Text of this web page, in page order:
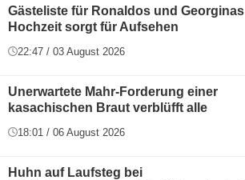
Gästeliste für Ronaldos und Georginas
Hochzeit sorgt für Aufsehen
22:47 / 03 August 2026
Unerwartete Mahr-Forderung einer
kasachischen Braut verblüfft alle
18:01 / 06 August 2026
Huhn auf Laufsteg bei